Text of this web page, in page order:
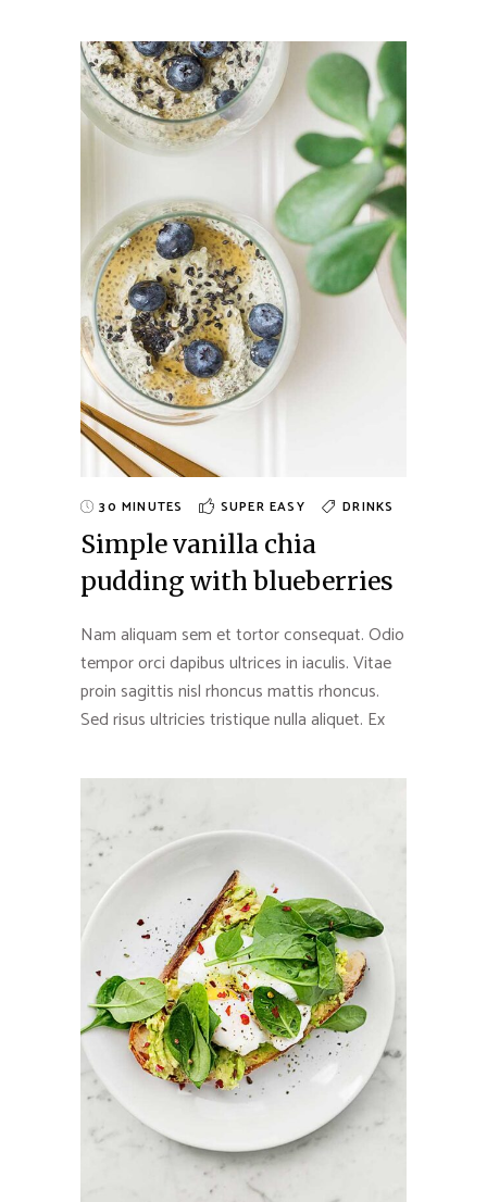
30 MINUTES SUPER EASY DRINKS
Simple vanilla chia
pudding with blueberries
Nam aliquam sem et tortor consequat. Odio
tempor orci dapibus ultrices in iaculis. Vitae
proin sagittis nisl rhoncus mattis rhoncus.
Sed risus ultricies tristique nulla aliquet. Ex